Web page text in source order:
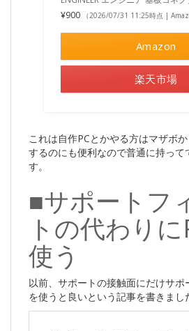
¥900
（2026/07/31 11:25時点 |
Amazon
楽天市場
これは自作PCとかやる方はマザボ
するのにも便利なので普通に持って
す。
■サポートフ
トの代わりに
使う
以前、サポートの接触面にだけサポ
を使うと良いという記事を書きまし